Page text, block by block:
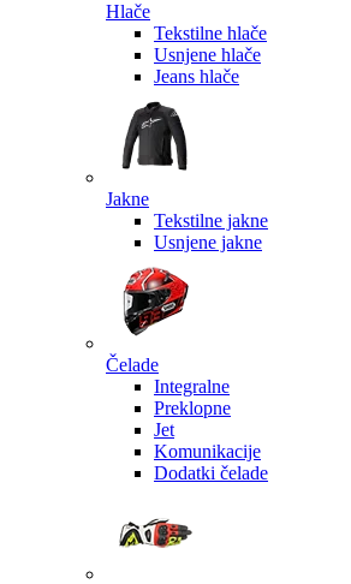
Hlače
Tekstilne hlače
Usnjene hlače
Jeans hlače
Jakne
Tekstilne jakne
Usnjene jakne
Čelade
Integralne
Preklopne
Jet
Komunikacije
Dodatki čelade